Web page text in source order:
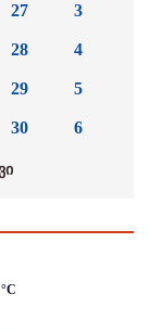
27
28
29
30
3
4
5
6
°C